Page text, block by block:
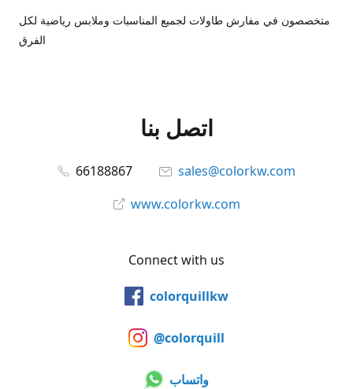
متخصصون في مفارش طاولات لجميع المناسبات وملابس رياضية لكل
الفرق
اتصل بنا
66188867
sales@colorkw.com
www.colorkw.com
Connect with us
colorquillkw
@colorquill
واتساب